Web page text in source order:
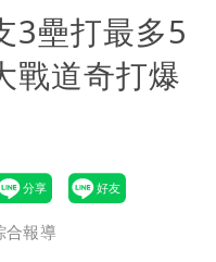
中一語成讖 王必
暴風圈估擦沿岸！
專家：明晚起風
西亞曬牽手照「2
大雨襲7縣市 明
3壘打最多5
道奇打爆
合報導